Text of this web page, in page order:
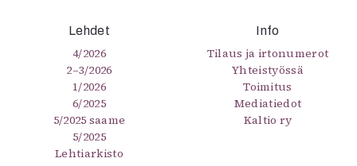
Lehdet
4/2026
2–3/2026
1/2026
6/2025
5/2025 saame
5/2025
Lehtiarkisto
Info
Tilaus ja irtonumerot
Yhteistyössä
Toimitus
Mediatiedot
Kaltio ry